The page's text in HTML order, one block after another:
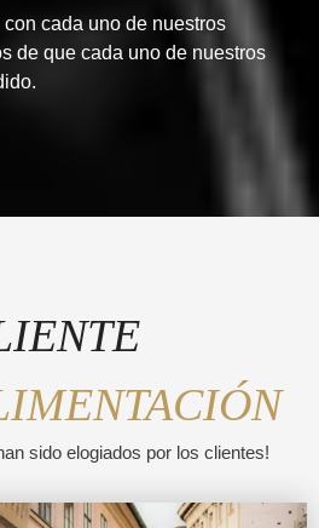
cada uno de nuestros
de que cada uno de nuestros
sido elogiados por los clientes!